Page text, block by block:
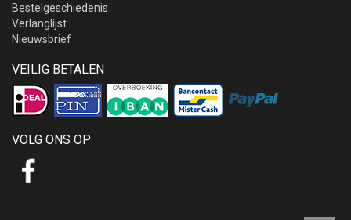
Bestelgeschiedenis
Verlanglijst
Nieuwsbrief
VEILIG BETALEN
VOLG ONS OP